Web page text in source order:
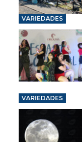
VARIEDADES
VARIEDADES